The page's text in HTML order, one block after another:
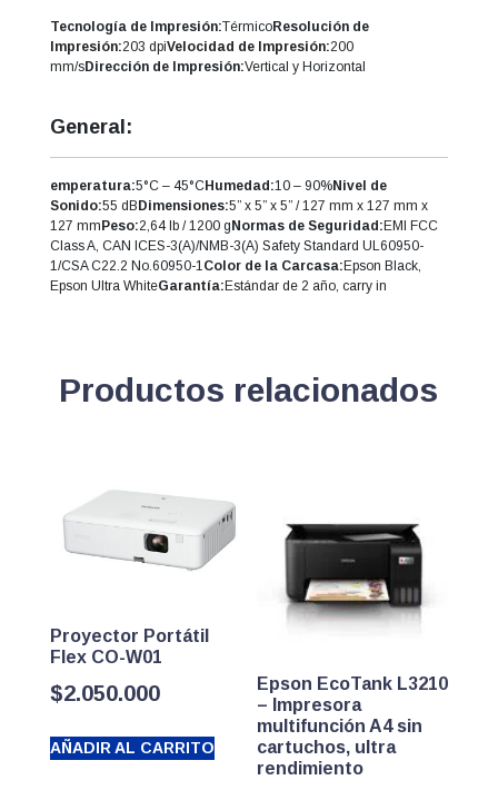
Tecnología de Impresión:TérmicoResolución de
Impresión:203 dpiVelocidad de Impresión:200
mm/sDirección de Impresión:Vertical y Horizontal
General:
emperatura:5°C – 45°CHumedad:10 – 90%Nivel de
Sonido:55 dBDimensiones:5” x 5” x 5” / 127 mm x 127 mm x
127 mmPeso:2,64 lb / 1200 gNormas de Seguridad:EMI FCC
Class A, CAN ICES-3(A)/NMB-3(A) Safety Standard UL60950-
1/CSA C22.2 No.60950-1 Color de la Carcasa:Epson Black,
Epson Ultra WhiteGarantía:Estándar de 2 año, carry in
Productos relacionados
Proyector Portátil
Flex CO-W01
$2.050.000
AÑADIR AL CARRITO
Epson EcoTank L3210
– Impresora
multifunción A4 sin
cartuchos, ultra
rendimiento